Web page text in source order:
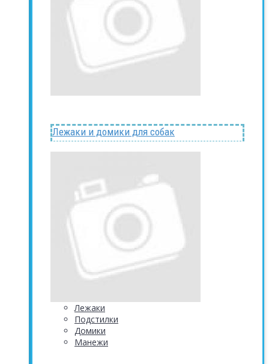
Лежаки и домики для собак
Лежаки
Подстилки
Домики
Манежи